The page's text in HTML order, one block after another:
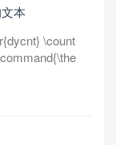
本
\count